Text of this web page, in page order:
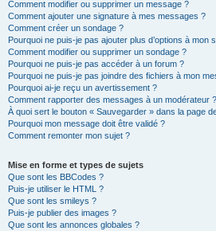
Comment modifier ou supprimer un message ?
Comment ajouter une signature à mes messages ?
Comment créer un sondage ?
Pourquoi ne puis-je pas ajouter plus d’options à mon
Comment modifier ou supprimer un sondage ?
Pourquoi ne puis-je pas accéder à un forum ?
Pourquoi ne puis-je pas joindre des fichiers à mon
Pourquoi ai-je reçu un avertissement ?
Comment rapporter des messages à un modérateur ?
À quoi sert le bouton « Sauvegarder » dans la page
Pourquoi mon message doit être validé ?
Comment remonter mon sujet ?
Mise en forme et types de sujets
Que sont les BBCodes ?
Puis-je utiliser le HTML ?
Que sont les smileys ?
Puis-je publier des images ?
Que sont les annonces globales ?